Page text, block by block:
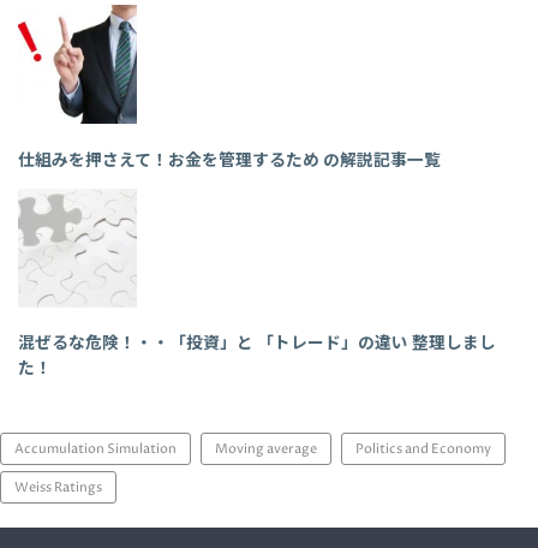
仕組みを押さえて！お金を管理するため の解説記事一覧
混ぜるな危険！・・「投資」と 「トレード」の違い 整理しまし
た！
Accumulation Simulation Moving average Politics and Economy
Weiss Ratings